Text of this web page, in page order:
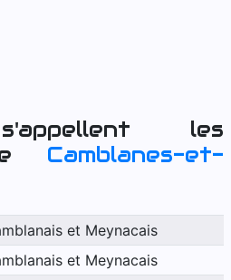
les
Camblanes-et-
et Meynacais
et Meynacais